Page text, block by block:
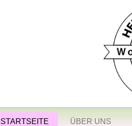
STARTSEITE ÜBER UNS